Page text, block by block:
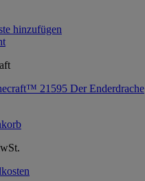
hinzufügen
21595 Der Enderdrache